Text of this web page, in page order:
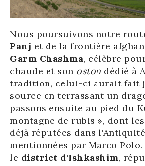
Nous poursuivons notre
Panj et de la frontière
Garm Chashma, célèbre
chaude et son oston dédié à
tradition, celui-ci aurait fait
source en terrassant un
passons ensuite au pied du
montagne de rubis », dont
déjà réputées dans
mentionnées par Marco Polo.
le district d'Ishkashim,